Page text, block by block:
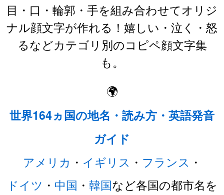
目・口・輪郭・手を組み合わせてオリジ
ナル顔文字が作れる！嬉しい・泣く・怒
るなどカテゴリ別のコピペ顔文字集
も。
🌍
世界164ヵ国の地名・読み方・英語発音
ガイド
アメリカ ・ イギリス ・ フランス ・
ドイツ ・ 中国 ・ 韓国など各国の都市名を